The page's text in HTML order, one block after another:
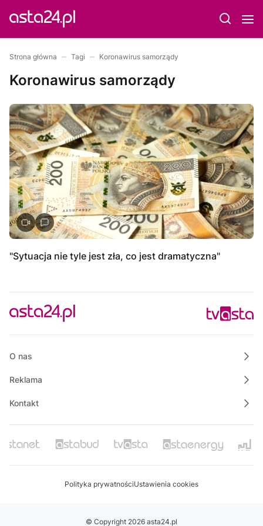
Strona główna Tagi Koronawirus samorządy
Koronawirus samorządy
"Sytuacja nie tyle jest zła, co jest dramatyczna"
O nas
Reklama
Kontakt
Polityka prywatnościUstawienia cookies
© Copyright 2026 asta24.pl